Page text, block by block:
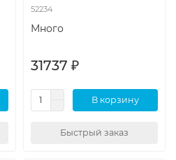
52234
Много
31737 ₽
В корзину
Быстрый заказ